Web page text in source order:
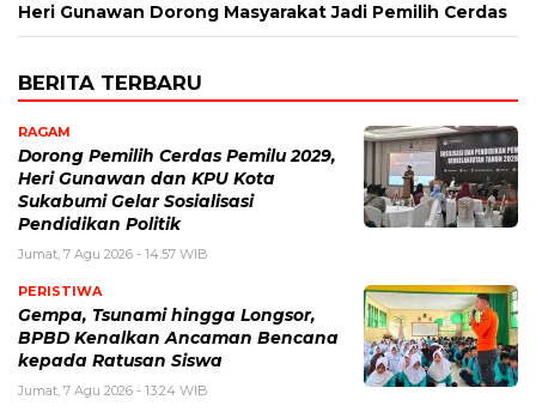
Heri Gunawan Dorong Masyarakat Jadi Pemilih Cerdas
BERITA TERBARU
RAGAM
Dorong Pemilih Cerdas Pemilu 2029,
Heri Gunawan dan KPU Kota
Sukabumi Gelar Sosialisasi
Pendidikan Politik
Jumat, 7 Agu 2026 - 14:57 WIB
PERISTIWA
Gempa, Tsunami hingga Longsor,
BPBD Kenalkan Ancaman Bencana
kepada Ratusan Siswa
Jumat, 7 Agu 2026 - 13:24 WIB